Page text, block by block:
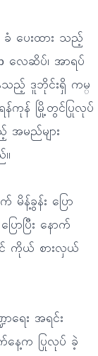
ခံ ပေးထား သည့်
လေဆိပ်၊ အာရပ်
ေသည့် ဒူဘိုင်းရှိ ကမ္
ကုန် မြို့တွင်ပြုလုပ်
အမည်များ
န့်ခွန်း ပြော
ာပြီး နောက်
ကိုယ် စားလှယ်
ရေး အရင်း
နေ့က ပြုလုပ် ခဲ့